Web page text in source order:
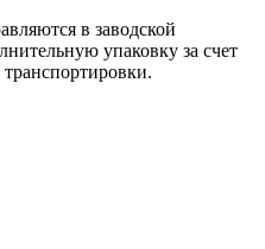
в заводской
упаковку за счет
транспортировки.